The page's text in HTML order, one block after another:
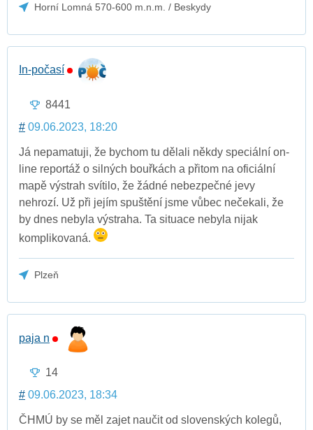
Horní Lomná 570-600 m.n.m. / Beskydy
In-počasí
8441
# 09.06.2023, 18:20
Já nepamatuji, že bychom tu dělali někdy speciální on-
line reportáž o silných bouřkách a přitom na oficiální
mapě výstrah svítilo, že žádné nebezpečné jevy
nehrozí. Už při jejím spuštění jsme vůbec nečekali, že
by dnes nebyla výstraha. Ta situace nebyla nijak
komplikovaná.
Plzeň
paja n
14
# 09.06.2023, 18:34
ČHMÚ by se měl zajet naučit od slovenských kolegů,